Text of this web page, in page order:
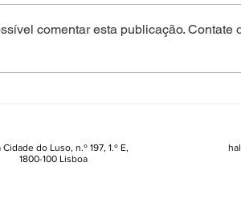
Contra o
comentar esta publicação. Contate
Cidade do Luso, n.º 197, 1.º E,
1800-100 Lisboa